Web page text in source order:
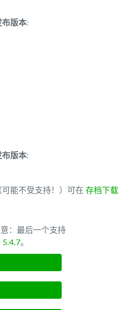
布版本:
布版本:
能不受支持！）可在 存档下载
：最后一个支持
5.4.7。